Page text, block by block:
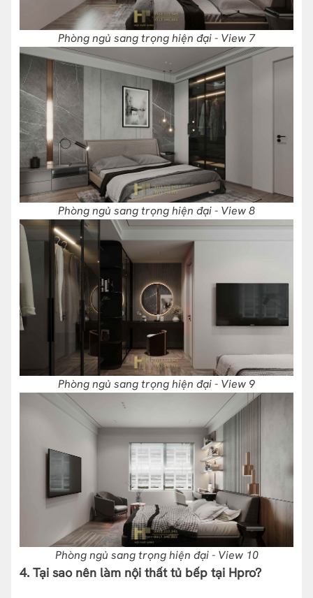
Phòng ngủ sang trọng hiện đại - View 7
Phòng ngủ sang trọng hiện đại - View 8
Phòng ngủ sang trọng hiện đại - View 9
Phòng ngủ sang trọng hiện đại - View 10
4. Tại sao nên làm nội thất tủ bếp tại Hpro?